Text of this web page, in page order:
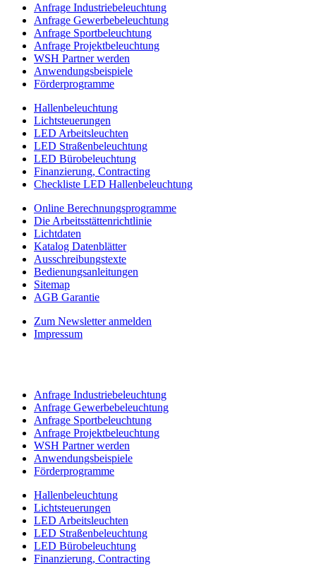
Anfrage Industriebeleuchtung
Anfrage Gewerbebeleuchtung
Anfrage Sportbeleuchtung
Anfrage Projektbeleuchtung
WSH Partner werden
Anwendungsbeispiele
Förderprogramme
Hallenbeleuchtung
Lichtsteuerungen
LED Arbeitsleuchten
LED Straßenbeleuchtung
LED Bürobeleuchtung
Finanzierung, Contracting
Checkliste LED Hallenbeleuchtung
Online Berechnungsprogramme
Die Arbeitsstättenrichtlinie
Lichtdaten
Katalog Datenblätter
Ausschreibungstexte
Bedienungsanleitungen
Sitemap
AGB Garantie
Zum Newsletter anmelden
Impressum
Anfrage Industriebeleuchtung
Anfrage Gewerbebeleuchtung
Anfrage Sportbeleuchtung
Anfrage Projektbeleuchtung
WSH Partner werden
Anwendungsbeispiele
Förderprogramme
Hallenbeleuchtung
Lichtsteuerungen
LED Arbeitsleuchten
LED Straßenbeleuchtung
LED Bürobeleuchtung
Finanzierung, Contracting